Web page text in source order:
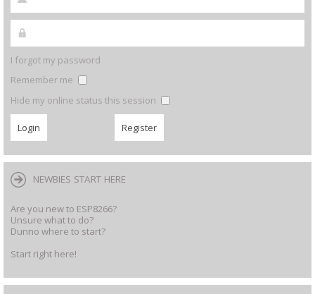
I forgot my password
Remember me
Hide my online status this session
NEWBIES START HERE
Are you new to ESP8266?
Unsure what to do?
Dunno where to start?
Start right here!